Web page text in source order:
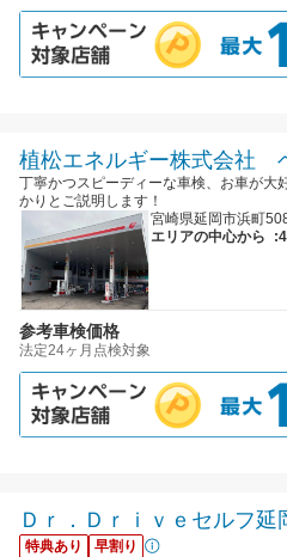
植松エネルギー株式会社
丁寧かつスピーディーな車検、お車が大
かりとご説明します！
宮崎県延岡市浜町
エリアの中心から
参考車検価格
法定24ヶ月点検対象
Ｄｒ．Ｄｒｉｖｅセルフ延
特典あり
早割り